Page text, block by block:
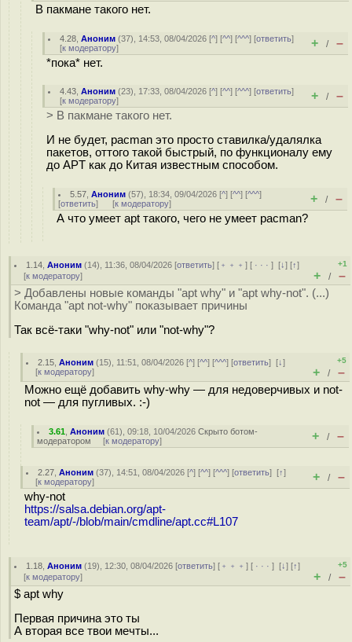
В пакмане такого нет.
4.28 ,Аноним (37), 14:53, 08/04/2026 [^] [^^] [^^^] [ответить]
[к модератору] + / –
*пока* нет.
4.43 ,Аноним (23), 17:33, 08/04/2026 [^] [^^] [^^^] [ответить]
[к модератору] + / –
> В пакмане такого нет.
И не будет, pacman это просто ставилка/удалялка
пакетов, оттого такой быстрый, по функционалу ему
до APT как до Китая известным способом.
5.57 ,Аноним (57), 18:34, 09/04/2026 [^] [^^] [^^^]
[ответить] [к модератору] + / –
А что умеет apt такого, чего не умеет pacman?
1.14 ,Аноним (14), 11:36, 08/04/2026 [ответить] [ ﹢﹢﹢] [ · · ·][↓] [↑]
[к модератору]
+1
+ / –
> Добавлены новые команды "apt why" и "apt why-not". (...)
Команда "apt not-why" показывает причины
Так всё-таки "why-not" или "not-why"?
2.15 ,Аноним (15), 11:51, 08/04/2026 [^] [^^] [^^^] [ответить][↓]
[к модератору]
+5
+ / –
Можно ещё добавить why-why — для недоверчивых и not-
not — для пугливых. :-)
3.61 ,Аноним (61), 09:18, 10/04/2026Скрыто ботом-
модератором [к модератору] + / –
2.27 ,Аноним (37), 14:51, 08/04/2026 [^] [^^] [^^^] [ответить][↑]
[к модератору] + / –
why-not
https://salsa.debian.org/apt-
team/apt/-/blob/main/cmdline/apt.cc#L107
1.18 ,Аноним (19), 12:30, 08/04/2026 [ответить] [ ﹢﹢﹢] [ · · ·][↓] [↑]
[к модератору]
+5
+ / –
$ apt why
Первая причина это ты
А вторая все твои мечты...